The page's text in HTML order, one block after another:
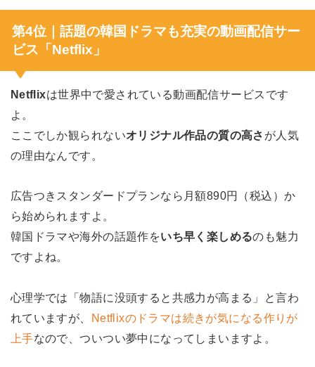
第4位｜話題の韓国ドラマも充実の動画配信サー
ビス「Netflix」
Netflixは世界中で愛されている動画配信サービスです
よ。
ここでしか観られないオリジナル作品の質の高さ が人気
の理由なんです。
広告つきスタンダードプランなら月額890円（税込）か
ら始められますよ。
韓国ドラマや海外の話題作をいち早く楽しめるのも魅力
ですよね。
心理学では「物語に没頭すると共感力が高まる」と言わ
れていますが、 Netflixのドラマは続きが気になる作りが
上手なので、ついつい夢中になってしまいますよ。